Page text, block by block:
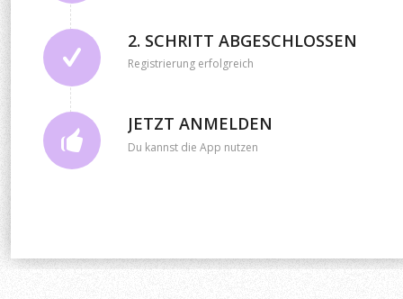
2. SCHRITT ABGESCHLOSSEN
Registrierung erfolgreich
JETZT ANMELDEN
Du kannst die App nutzen